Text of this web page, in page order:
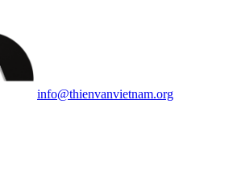
info@thienvanvietnam.org